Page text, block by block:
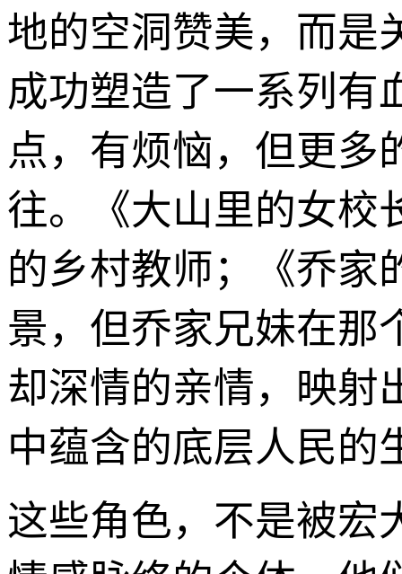
地的空洞赞美，而是
成功塑造了一系列有
点，有烦恼，但更多
往。《大山里的女校
的乡村教师；《乔家
景，但乔家兄妹在那
却深情的亲情，映射
中蕴含的底层人民的
这些角色，不是被宏